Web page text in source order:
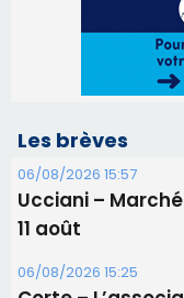
Corte –
projection sous
Alata - Soirée
Benedetto
05/08/2026 09:53
Biguglia : messe
procession le 14